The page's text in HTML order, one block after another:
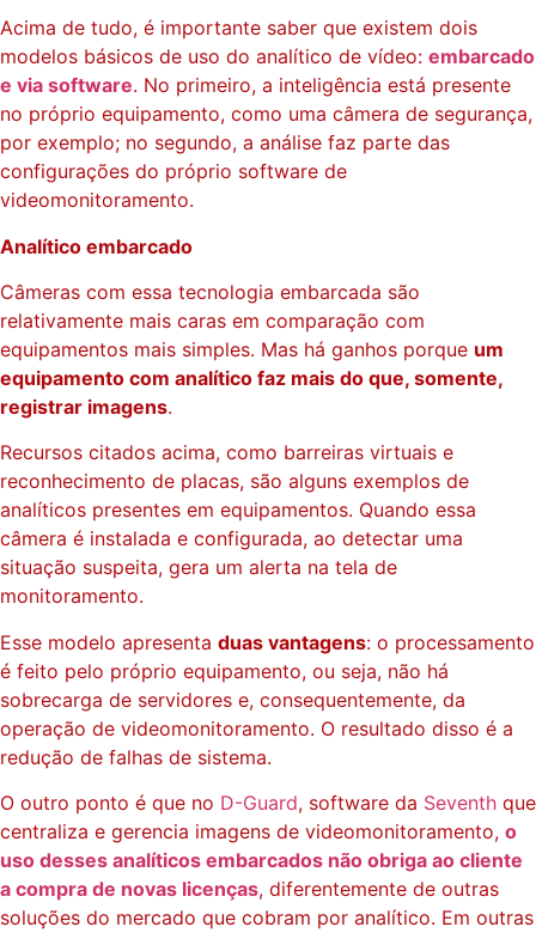
Acima de tudo, é importante saber que existem dois
modelos básicos de uso do analítico de vídeo: embarcado
e via software. No primeiro, a inteligência está presente
no próprio equipamento, como uma câmera de segurança,
por exemplo; no segundo, a análise faz parte das
configurações do próprio software de
videomonitoramento.
Analítico embarcado
Câmeras com essa tecnologia embarcada são
relativamente mais caras em comparação com
equipamentos mais simples. Mas há ganhos porque um
equipamento com analítico faz mais do que, somente,
registrar imagens.
Recursos citados acima, como barreiras virtuais e
reconhecimento de placas, são alguns exemplos de
analíticos presentes em equipamentos. Quando essa
câmera é instalada e configurada, ao detectar uma
situação suspeita, gera um alerta na tela de
monitoramento.
Esse modelo apresenta duas vantagens: o processamento
é feito pelo próprio equipamento, ou seja, não há
sobrecarga de servidores e, consequentemente, da
operação de videomonitoramento. O resultado disso é a
redução de falhas de sistema.
O outro ponto é que no D-Guard, software da Seventh que
centraliza e gerencia imagens de videomonitoramento, o
uso desses analíticos embarcados não obriga ao cliente
a compra de novas licenças, diferentemente de outras
soluções do mercado que cobram por analítico. Em outras